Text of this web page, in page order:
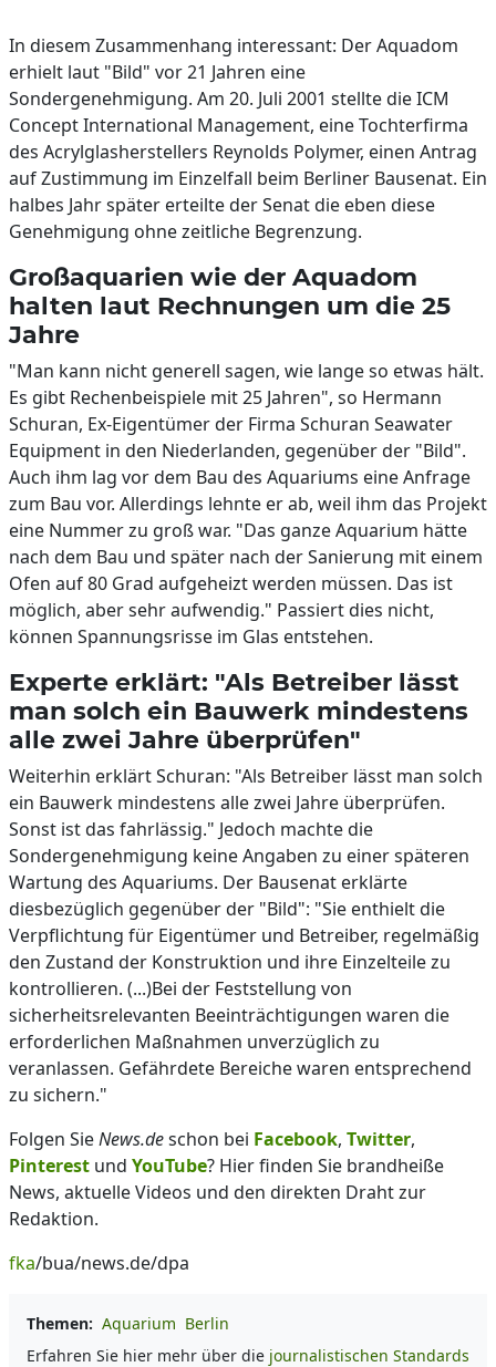
In diesem Zusammenhang interessant: Der Aquadom
erhielt laut "Bild" vor 21 Jahren eine
Sondergenehmigung. Am 20. Juli 2001 stellte die ICM
Concept International Management, eine Tochterfirma
des Acrylglasherstellers Reynolds Polymer, einen Antrag
auf Zustimmung im Einzelfall beim Berliner Bausenat. Ein
halbes Jahr später erteilte der Senat die eben diese
Genehmigung ohne zeitliche Begrenzung.
Großaquarien wie der Aquadom
halten laut Rechnungen um die 25
Jahre
"Man kann nicht generell sagen, wie lange so etwas hält.
Es gibt Rechenbeispiele mit 25 Jahren", so Hermann
Schuran, Ex-Eigentümer der Firma Schuran Seawater
Equipment in den Niederlanden, gegenüber der "Bild".
Auch ihm lag vor dem Bau des Aquariums eine Anfrage
zum Bau vor. Allerdings lehnte er ab, weil ihm das Projekt
eine Nummer zu groß war. "Das ganze Aquarium hätte
nach dem Bau und später nach der Sanierung mit einem
Ofen auf 80 Grad aufgeheizt werden müssen. Das ist
möglich, aber sehr aufwendig." Passiert dies nicht,
können Spannungsrisse im Glas entstehen.
Experte erklärt: "Als Betreiber lässt
man solch ein Bauwerk mindestens
alle zwei Jahre überprüfen"
Weiterhin erklärt Schuran: "Als Betreiber lässt man solch
ein Bauwerk mindestens alle zwei Jahre überprüfen.
Sonst ist das fahrlässig." Jedoch machte die
Sondergenehmigung keine Angaben zu einer späteren
Wartung des Aquariums. Der Bausenat erklärte
diesbezüglich gegenüber der "Bild": "Sie enthielt die
Verpflichtung für Eigentümer und Betreiber, regelmäßig
den Zustand der Konstruktion und ihre Einzelteile zu
kontrollieren. (...)Bei der Feststellung von
sicherheitsrelevanten Beeinträchtigungen waren die
erforderlichen Maßnahmen unverzüglich zu
veranlassen. Gefährdete Bereiche waren entsprechend
zu sichern."
Folgen SieNews.deschon bei Facebook, Twitter,
Pinterest und YouTube? Hier finden Sie brandheiße
News, aktuelle Videos und den direkten Draht zur
Redaktion.
fka/bua/news.de/dpa
Themen: Aquarium Berlin
Erfahren Sie hier mehr über die journalistischen Standards